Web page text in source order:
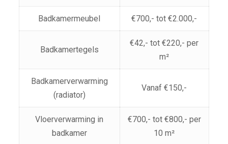
Badkamermeubel €700,- tot €2.000,-
Badkamertegels
€42,- tot €220,- per
m²
Badkamerverwarming
(radiator)
Vanaf €150,-
Vloerverwarming in
badkamer
€700,- tot €800,- per
10 m²